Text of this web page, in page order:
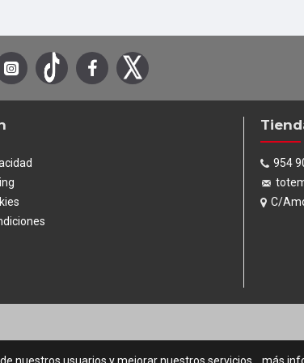
954
C/